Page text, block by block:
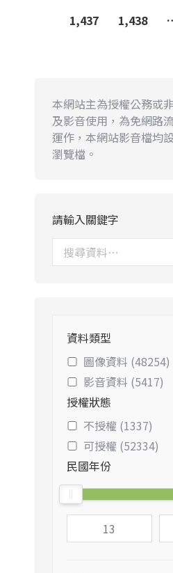
1,437
1,438
本網站主為授權公務或
及影音使用，為免網路
運作，本網站影音檔均
瀏覽檔。
請輸入關鍵字
資料類型
圖像資料 (48254)
影音資料 (5417)
授權狀態
不授權 (1337)
可授權 (52334)
民國年份